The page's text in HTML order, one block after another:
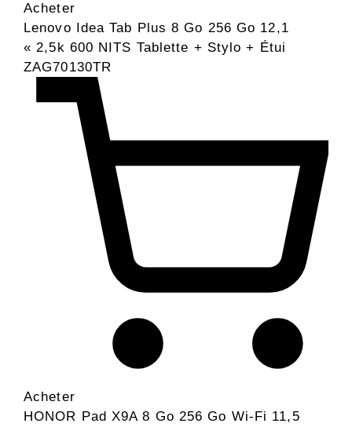
Acheter
Lenovo Idea Tab Plus 8 Go 256 Go 12,1
« 2,5k 600 NITS Tablette + Stylo + Étui
ZAG70130TR
Acheter
HONOR Pad X9A 8 Go 256 Go Wi-Fi 11,5